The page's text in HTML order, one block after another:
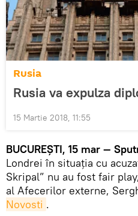
Rusia
Rusia va expulza
15 Martie 2018, 11:55
BUCUREȘTI, 15 mar —
Londrei în situația cu
Skripal” nu au fost fair
al Afecerilor externe,
Novosti .